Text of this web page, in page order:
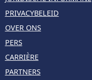
PRIVACYBELEID
OVER ONS
PERS
CARRIÈRE
PARTNERS